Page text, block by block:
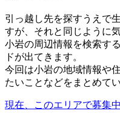
引っ越し先を探すうえで
すが、それと同じように
小岩の周辺情報を検索す
ドが出てきます。
今回は小岩の地域情報や
たいことなどをまとめて
現在、このエリアで募集